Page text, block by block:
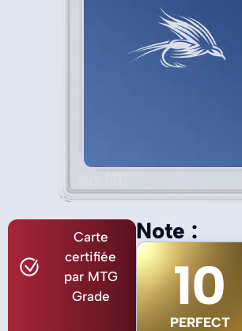
Carte
certifiée
par MTG
Grade
Note :
10
PERFECT